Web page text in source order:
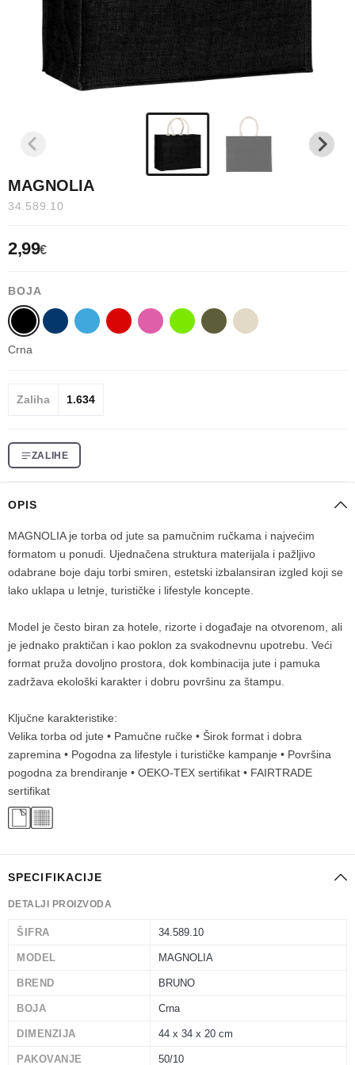
MAGNOLIA
34.589.10
2,99€
BOJA
Crna
Zaliha 1.634
ZALIHE
OPIS
MAGNOLIA je torba od jute sa pamučnim ručkama i najvećim
formatom u ponudi. Ujednačena struktura materijala i pažljivo
odabrane boje daju torbi smiren, estetski izbalansiran izgled koji se
lako uklapa u letnje, turističke i lifestyle koncepte.
Model je često biran za hotele, rizorte i događaje na otvorenom, ali
je jednako praktičan i kao poklon za svakodnevnu upotrebu. Veći
format pruža dovoljno prostora, dok kombinacija jute i pamuka
zadržava ekološki karakter i dobru površinu za štampu.
Ključne karakteristike:
Velika torba od jute • Pamučne ručke • Širok format i dobra
zapremina • Pogodna za lifestyle i turističke kampanje • Površina
pogodna za brendiranje • OEKO-TEX sertifikat • FAIRTRADE
sertifikat
SPECIFIKACIJE
DETALJI PROIZVODA
ŠIFRA 34.589.10
MODEL MAGNOLIA
BREND BRUNO
BOJA Crna
DIMENZIJA 44 x 34 x 20 cm
PAKOVANJE 50/10